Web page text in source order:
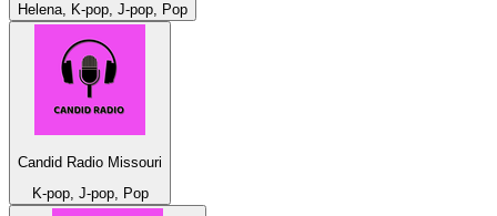
Helena, K-pop, J-pop, Pop
Candid Radio Missouri
K-pop, J-pop, Pop